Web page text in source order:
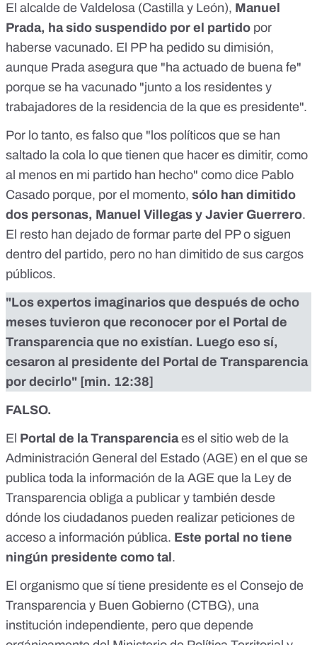
El alcalde de Valdelosa (Castilla y León), Manuel
Prada, ha sido suspendido por el partido por
haberse vacunado. El PP ha pedido su dimisión,
aunque Prada asegura que "ha actuado de buena fe"
porque se ha vacunado "junto a los residentes y
trabajadores de la residencia de la que es presidente".
Por lo tanto, es falso que "los políticos que se han
saltado la cola lo que tienen que hacer es dimitir, como
al menos en mi partido han hecho" como dice Pablo
Casado porque, por el momento, sólo han dimitido
dos personas, Manuel Villegas y Javier Guerrero.
El resto han dejado de formar parte del PP o siguen
dentro del partido, pero no han dimitido de sus cargos
públicos.
"Los expertos imaginarios que después de ocho
meses tuvieron que reconocer por el Portal de
Transparencia que no existían. Luego eso sí,
cesaron al presidente del Portal de Transparencia
por decirlo" [min. 12:38]
FALSO.
El Portal de la Transparenciaes el sitio web de la
Administración General del Estado (AGE) en el que se
publica toda la información de la AGE que la Ley de
Transparencia obliga a publicar y también desde
dónde los ciudadanos pueden realizar peticiones de
acceso a información pública. Este portal no tiene
ningún presidente como tal .
El organismo que sí tiene presidente es el Consejo de
Transparencia y Buen Gobierno (CTBG), una
institución independiente, pero que depende